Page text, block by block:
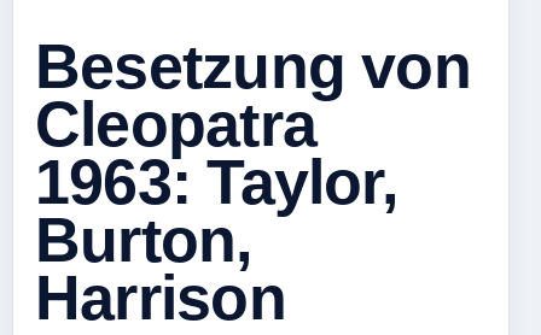
Besetzung von
Cleopatra
1963: Taylor,
Burton,
Harrison